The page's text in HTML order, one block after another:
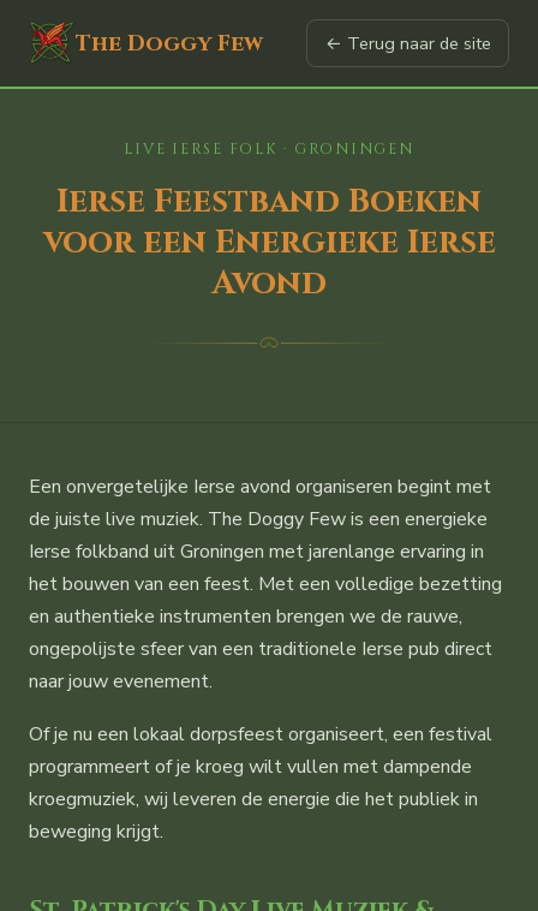
The Doggy Few ← Terug naar de site
LIVE IERSE FOLK · GRONINGEN
Ierse Feestband Boeken
voor een Energieke Ierse
Avond
Een onvergetelijke Ierse avond organiseren begint met
de juiste live muziek. The Doggy Few is een energieke
Ierse folkband uit Groningen met jarenlange ervaring in
het bouwen van een feest. Met een volledige bezetting
en authentieke instrumenten brengen we de rauwe,
ongepolijste sfeer van een traditionele Ierse pub direct
naar jouw evenement.
Of je nu een lokaal dorpsfeest organiseert, een festival
programmeert of je kroeg wilt vullen met dampende
kroegmuziek, wij leveren de energie die het publiek in
beweging krijgt.